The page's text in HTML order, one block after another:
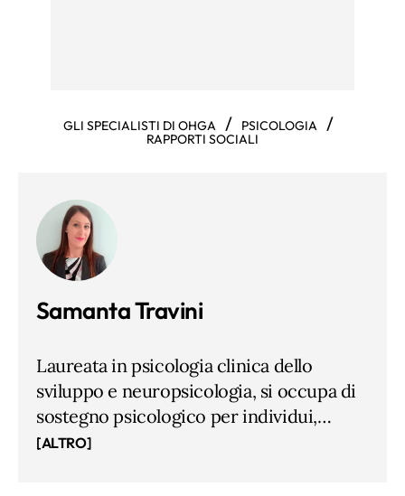
GLI SPECIALISTI DI OHGA / PSICOLOGIA /
RAPPORTI SOCIALI
Samanta Travini
Laureata in psicologia clinica dello
sviluppo e neuropsicologia, si occupa di
sostegno psicologico per individui,
coppie e famiglie con particolare
[ALTRO]